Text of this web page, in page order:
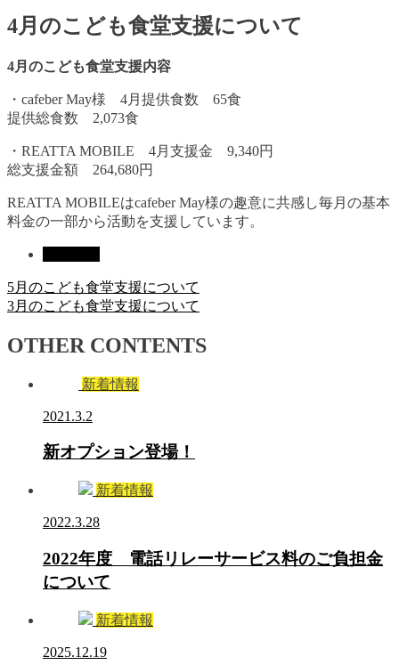
4月のこども食堂支援について
4月のこども食堂支援内容
・cafeber May様 4月提供食数 65食
提供総食数 2,073食
・REATTA MOBILE 4月支援金 9,340円
総支援金額 264,680円
REATTA MOBILEはcafeber May様の趣意に共感し毎月の基本
料金の一部から活動を支援しています。
5月のこども食堂支援について
3月のこども食堂支援について
OTHER CONTENTS
新着情報
2021.3.2
新オプション登場！
新着情報
2022.3.28
2022年度 電話リレーサービス料のご負担金
について
新着情報
2025.12.19